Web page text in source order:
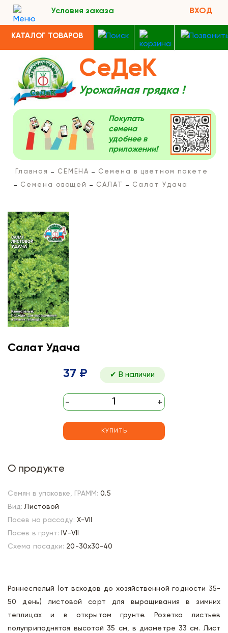
Условия заказа ВХОД
КАТАЛОГ ТОВАРОВ
СеДеК
Урожайная грядка !
Покупать
семена
удобнее в
приложении!
Главная СЕМЕНА
Семена в цветном пакете
Семена овощей
САЛАТ Салат Удача
Салат Удача
37 ₽ ✔ В наличии
- +
КУПИТЬ
О продукте
Семян в упаковке, ГРАММ: 0.5
Вид: Листовой
Посев на рассаду: X-VII
Посев в грунт: IV-VII
Схема посадки: 20-30х30-40
Раннеспелый (от всходов до хозяйственной годности 35-
50 день) листовой сорт для выращивания в зимних
теплицах и в открытом грунте. Розетка листьев
полуприподнятая высотой 35 см, в диаметре 33 см. Лист